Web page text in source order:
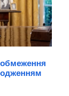
обмеження